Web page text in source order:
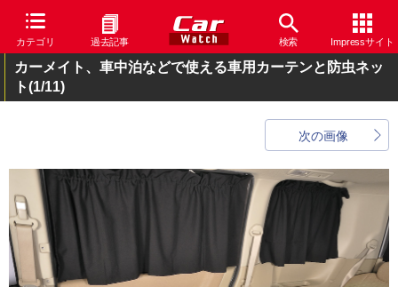
カテゴリ 過去記事 検索 Impressサイト
カーメイト、車中泊などで使える車用カーテンと防虫ネッ
ト(1/11)
次の画像